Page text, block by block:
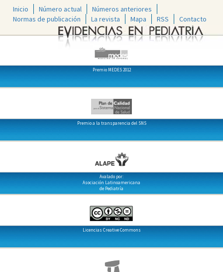
Inicio Número actual
Números anteriores
Normas de publicación
La revista Mapa RSS Contacto
Premio MEDES 2012
Premio a la transparencia del SNS
Avalado por:
Asociación Latinoamericana
de Pediatría
Licencias Creative Commons